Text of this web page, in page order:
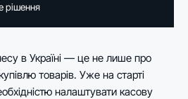
рішення
в Україні — це не лише про
товарів. Уже на старті
налаштувати касову